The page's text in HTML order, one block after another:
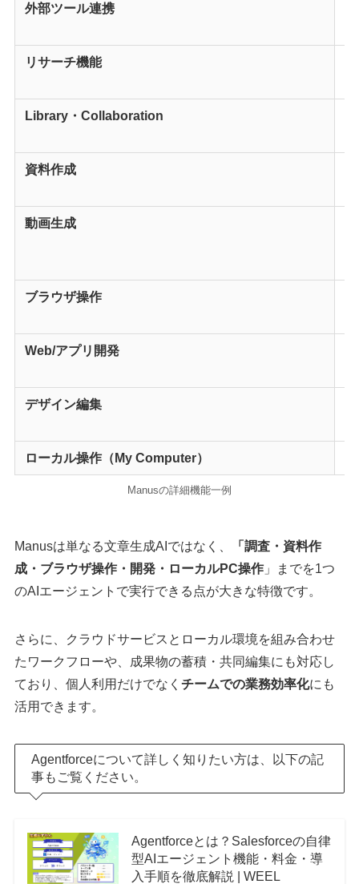
外部ツール連携
リサーチ機能
Library・Collaboration
資料作成
動画生成
ブラウザ操作
Web/アプリ開発
デザイン編集
ローカル操作（My Computer）
Manusの詳細機能一例
Manusは単なる文章生成AIではなく、
「調査・資料作
成・ブラウザ操作・開発・ローカルPC操作」までを1つ
のAIエージェントで実行できる点が大きな特徴です。
さらに、クラウドサービスとローカル環境を組み合わせ
たワークフローや、成果物の蓄積・共同編集にも対応し
ており、個人利用だけでなく チームでの業務効率化にも
活用できます。
Agentforceについて詳しく知りたい方は、以下の記
事もご覧ください。
Agentforceとは？Salesforceの自律
型AIエージェント機能・料金・導
入手順を徹底解説 | WEEL